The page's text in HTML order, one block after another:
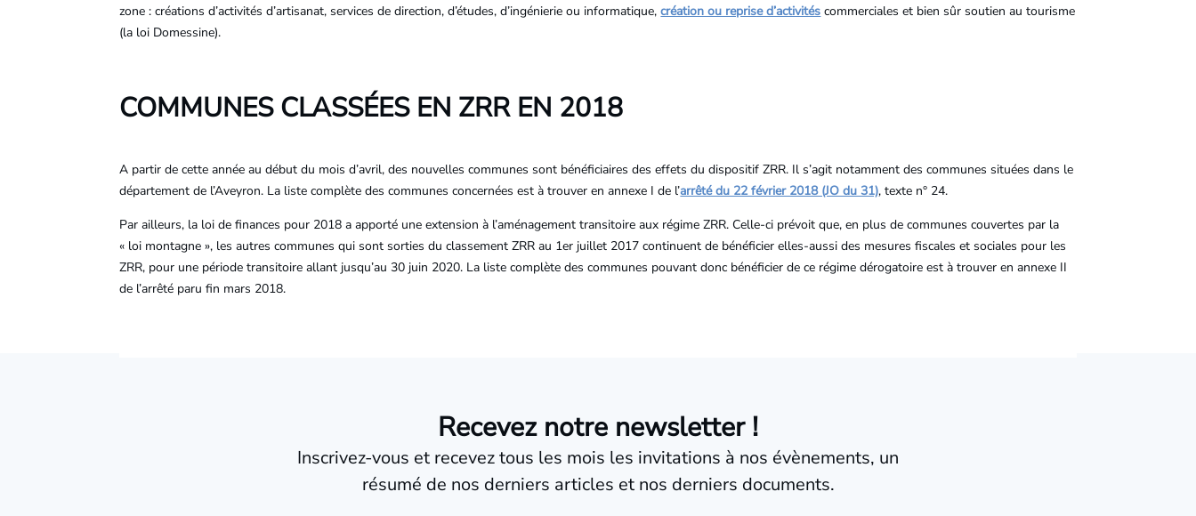
zone : créations d’activités d’artisanat, services de direction, d’études, d’ingénierie ou informatique,création ou reprise d’activités commerciales et bien sûr soutien au tourisme
(la loi Domessine).
COMMUNES CLASSÉES EN ZRR EN 2018
A partir de cette année au début du mois d’avril, des nouvelles communes sont bénéficiaires des effets du dispositif ZRR. Il s’agit notamment des communes situées dans le
département de l’Aveyron. La liste complète des communes concernées est à trouver en annexe I de l’arrêté du 22 février 2018 (JO du 31), texte n° 24.
Par ailleurs, la loi de finances pour 2018 a apporté une extension à l’aménagement transitoire aux régime ZRR. Celle-ci prévoit que, en plus de communes couvertes par la
« loi montagne », les autres communes qui sont sorties du classement ZRR au 1er juillet 2017 continuent de bénéficier elles-aussi des mesures fiscales et sociales pour les
ZRR, pour une période transitoire allant jusqu’au 30 juin 2020. La liste complète des communes pouvant donc bénéficier de ce régime dérogatoire est à trouver en annexe II
de l’arrêté paru fin mars 2018.
Recevez notre newsletter !
Inscrivez-vous et recevez tous les mois les invitations à nos évènements, un
résumé de nos derniers articles et nos derniers documents.